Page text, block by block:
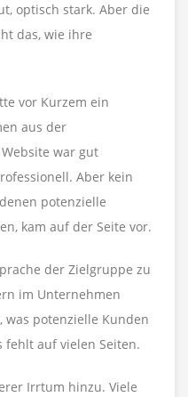
optisch stark. Aber die
das, wie ihre
vor Kurzem ein
aus der
war gut
Aber kein
potenzielle
kam auf der Seite vor.
der Zielgruppe zu
im Unternehmen
potenzielle Kunden
fehlt auf vielen Seiten.
Irrtum hinzu. Viele